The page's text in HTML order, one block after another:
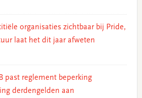
organisaties zichtbaar bij Pride,
laat het dit jaar afweten
past reglement beperking
derdengelden aan